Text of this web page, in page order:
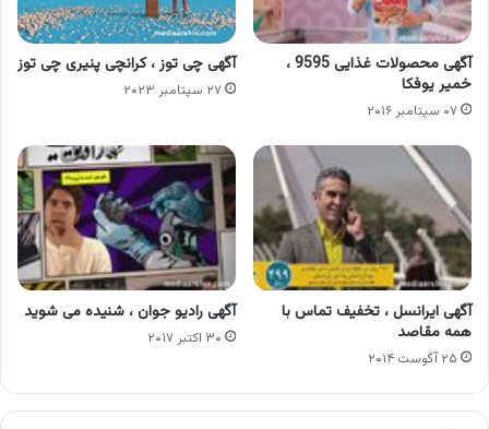
آگهی محصولات غذایی 9595 ،
خمیر یوفکا
۰۷ سپتامبر ۲۰۱۶
آگهی چی توز ، کرانچی پنیری چی توز
۲۷ سپتامبر ۲۰۲۳
آگهی ایرانسل ، تخفیف تماس با
همه مقاصد
۲۵ آگوست ۲۰۱۴
آگهی رادیو جوان ، شنیده می شوید
۳۰ اکتبر ۲۰۱۷